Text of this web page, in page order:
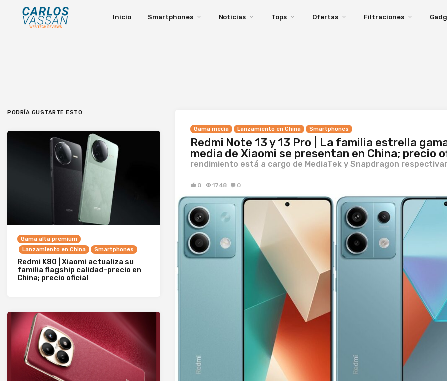
Inicio Smartphones Noticias Tops Ofertas Filtraciones
Gama media Lanzamiento en China Smartphones
Redmi Note 13 y 13 Pro | La familia estrella
media de Xiaomi se presentan en China; precio
rendimiento está a cargo de MediaTek y Snapdragon
0 1748 0
PODRÍA GUSTARTE ESTO
Gama alta premium
Lanzamiento en China
Smartphones
Redmi K80 | Xiaomi actualiza su
familia flagship calidad-precio en
China; precio oficial